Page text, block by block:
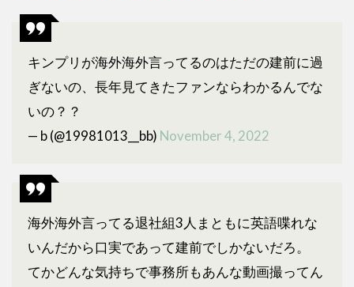
キンプリが海外海外言ってるのはただの建前に過
ぎないの、長年見てきたファンならわかるんでな
いの？？
— b (@19981013__bb) November 4, 2022
海外海外言ってる退社組3人まともに英語喋れな
いんだから口実であって建前でしかないだろ。
てかどんな気持ちで事務所もあんな動画撮ってん